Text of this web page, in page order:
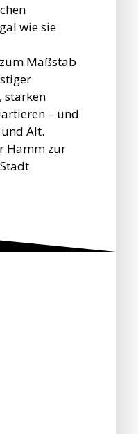
wie sie
Maßstab
starken
– und
Alt.
Hamm zur